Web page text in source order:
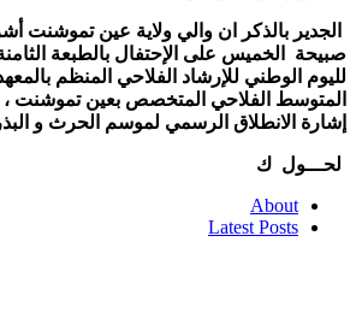
الجدير بالذكر ان والي ولاية عين تموشنت
صبيحة
الخميس على الإحتفال بالطبعة
لليوم الوطني للإرشاد الفلاحي المنظم
المتوسط الفلاحي المتخصص بعين تموشنت
إشارة الانطلاق الرسمي لموسم الحرث و البذر 2021
لحـــول ك
About
Latest Posts